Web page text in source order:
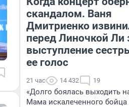
скандалом. Ваня
Дмитриенко
перед Линочкой Ли
выступление
ее голос
21 час 14 432 19
«Долго боялась выходить
Мама искалеченного